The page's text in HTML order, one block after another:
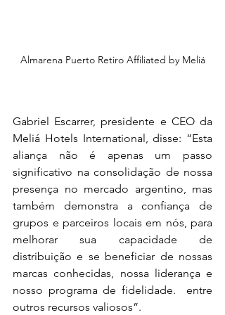
Almarena Puerto Retiro Affiliated by Meliá
Gabriel Escarrer, presidente e CEO da
Meliá Hotels International, disse: “Esta
aliança não é apenas um passo
significativo na consolidação de nossa
presença no mercado argentino, mas
também demonstra a confiança de
grupos e parceiros locais em nós, para
melhorar sua capacidade de
distribuição e se beneficiar de nossas
marcas conhecidas, nossa liderança e
nosso programa de fidelidade.  entre
outros recursos valiosos”.